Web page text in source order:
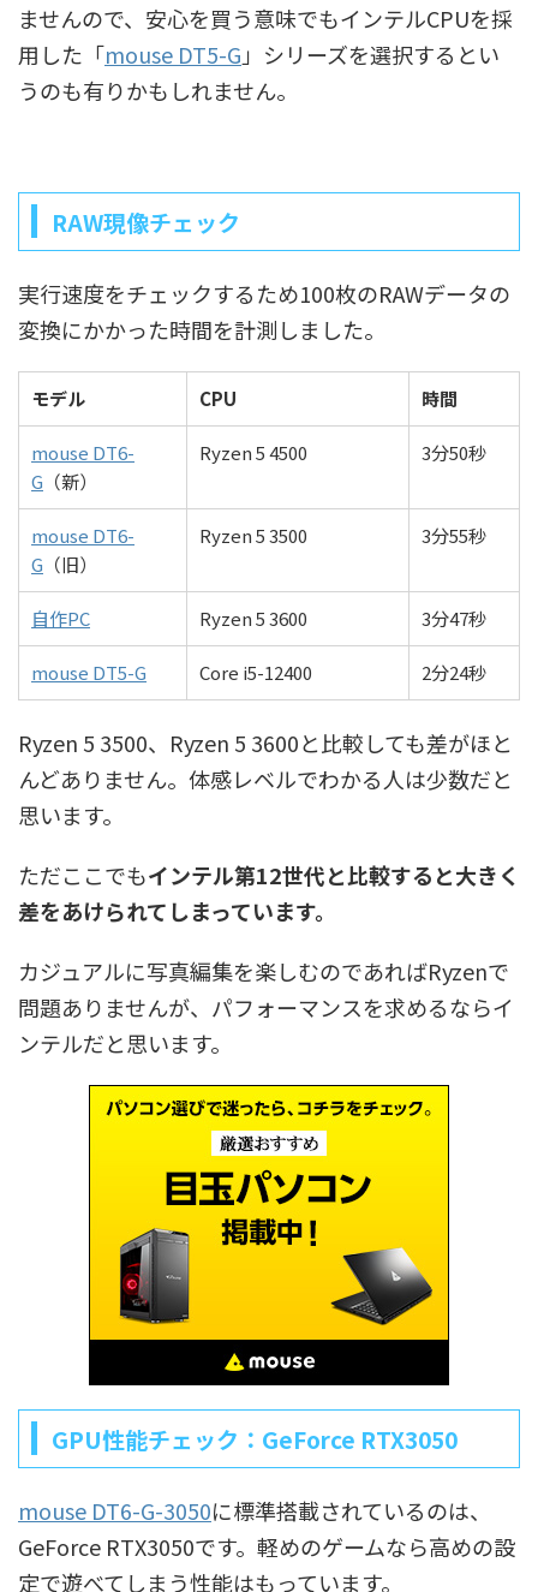
ませんので、安心を買う意味でもインテルCPUを採
用した「mouse DT5-G 」シリーズを選択するとい
うのも有りかもしれません。
RAW現像チェック
実行速度をチェックするため100枚のRAWデータの
変換にかかった時間を計測しました。
モデル CPU 時間
mouse DT6-
G （新）
Ryzen 5 4500 3分50秒
mouse DT6-
G （旧）
Ryzen 5 3500 3分55秒
自作PC Ryzen 5 3600 3分47秒
mouse DT5-G Core i5-12400 2分24秒
Ryzen 5 3500、Ryzen 5 3600と比較しても差がほと
んどありません。体感レベルでわかる人は少数だと
思います。
ただここでもインテル第12世代と比較すると大きく
差をあけられてしまっています。
カジュアルに写真編集を楽しむのであればRyzenで
問題ありませんが、パフォーマンスを求めるならイ
ンテルだと思います。
GPU性能チェック：GeForce RTX3050
mouse DT6-G-3050に標準搭載されているのは、
GeForce RTX3050です。軽めのゲームなら高めの設
定で遊べてしまう性能はもっています。